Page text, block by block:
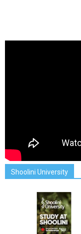
Shoolini University